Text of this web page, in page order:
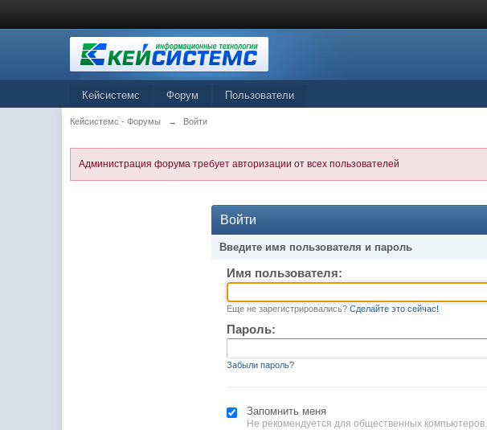
Кейсистемс Форум Пользователи
Кейсистемс - Форумы → Войти
Администрация форума требует авторизации от всех пользователей
Войти
Введите имя пользователя и пароль
Имя пользователя:
Еще не зарегистрировались? Сделайте это сейчас!
Пароль:
Забыли пароль?
Запомнить меня
Не рекомендуется для общественных компьютеров.